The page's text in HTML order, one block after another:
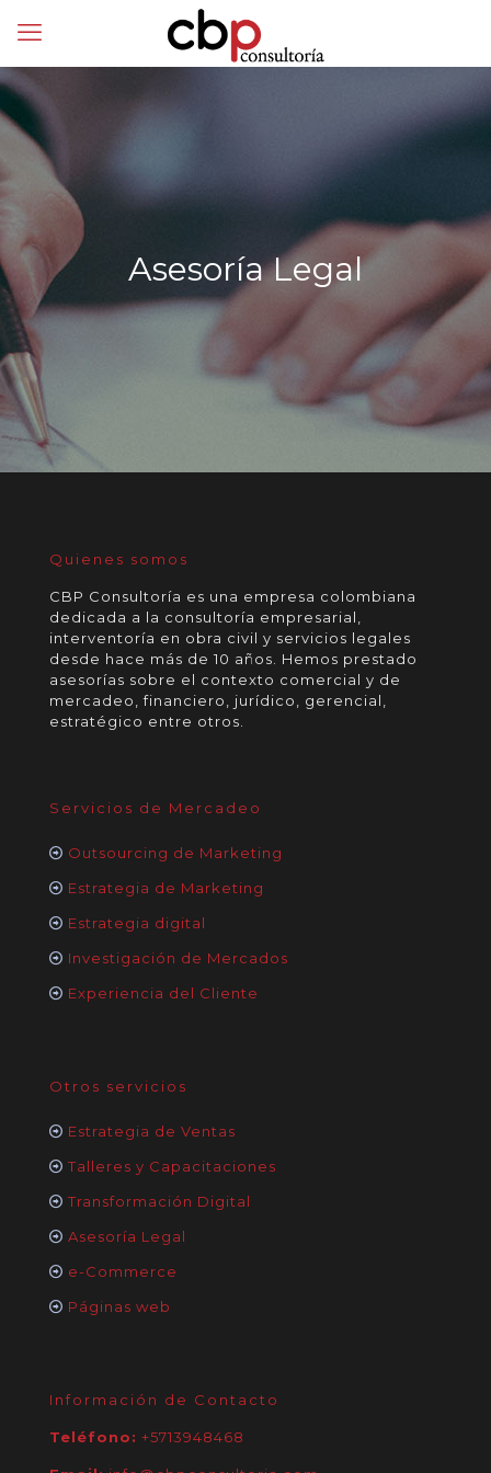
Asesoría Legal
Quienes somos
CBP Consultoría es una empresa colombiana
dedicada a la consultoría empresarial,
interventoría en obra civil y servicios legales
desde hace más de 10 años. Hemos prestado
asesorías sobre el contexto comercial y de
mercadeo, financiero, jurídico, gerencial,
estratégico entre otros.
Servicios de Mercadeo
Outsourcing de Marketing
Estrategia de Marketing
Estrategia digital
Investigación de Mercados
Experiencia del Cliente
Otros servicios
Estrategia de Ventas
Talleres y Capacitaciones
Transformación Digital
Asesoría Legal
e-Commerce
Páginas web
Información de Contacto
Teléfono: +5713948468